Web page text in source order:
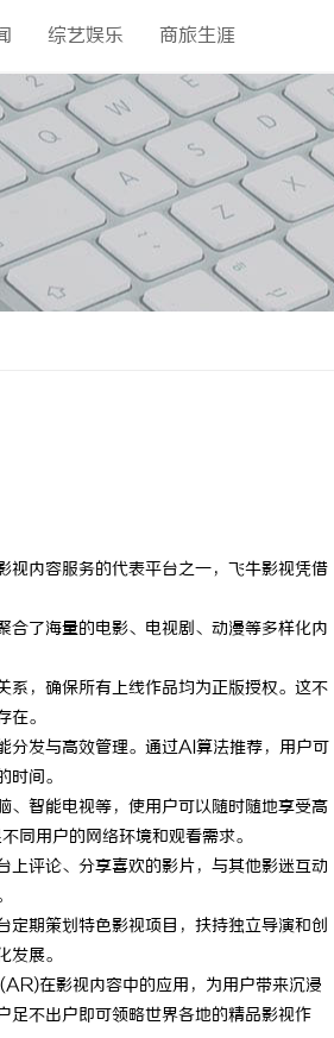
综艺娱乐 商旅生涯
视内容服务的代表平台之一，飞牛影视凭借
合了海量的电影、电视剧、动漫等多样化内
系，确保所有上线作品均为正版授权。这不
。
分发与高效管理。通过AI算法推荐，用户可
间。
、智能电视等，使用户可以随时随地享受高
同用户的网络环境和观看需求。
上评论、分享喜欢的影片，与其他影迷互动
定期策划特色影视项目，扶持独立导演和创
展。
在影视内容中的应用，为用户带来沉浸
足不出户即可领略世界各地的精品影视作